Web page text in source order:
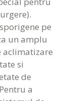
pe
un amplu
aclimatizare
si
de
a